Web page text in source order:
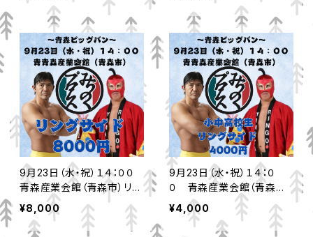
9月23日（水・祝）１４：００
青森産業会館（青森市）リン
グサイド
¥8,000
9月23日（水・祝）１４：０
０ 青森産業会館（青森市）
小中高校生リングサイド
¥4,000